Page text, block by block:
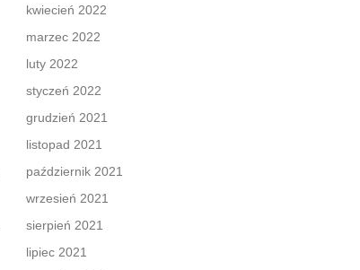
kwiecień 2022
marzec 2022
luty 2022
styczeń 2022
grudzień 2021
listopad 2021
październik 2021
wrzesień 2021
sierpień 2021
lipiec 2021